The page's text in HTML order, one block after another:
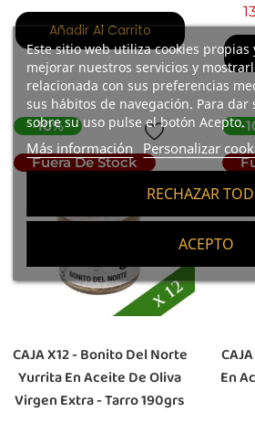
Este sitio web utiliza cookies propias
mejorar nuestros servicios y
relacionada con sus preferencias
sus hábitos de navegación. Para
sobre su uso pulse el botón Acepto.
Más información Personalizar
RECHAZAR
ACEPTO
Añadir Al Carrito
-10%
Fuera De Stock
CAJA X12 - Bonito Del Norte
Yurrita En Aceite De Oliva
Virgen Extra - Tarro 190grs
-
En